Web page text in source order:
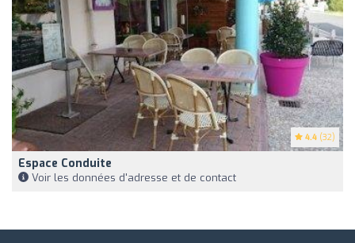
4.4 (32)
Espace Conduite
Voir les données d'adresse et de contact